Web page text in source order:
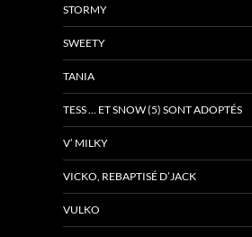
STORMY
SWEETY
TANIA
TESS … ET SNOW (5) SONT ADOPTÉS
V’ MILKY
VICKO, REBAPTISÉ D’JACK
VULKO